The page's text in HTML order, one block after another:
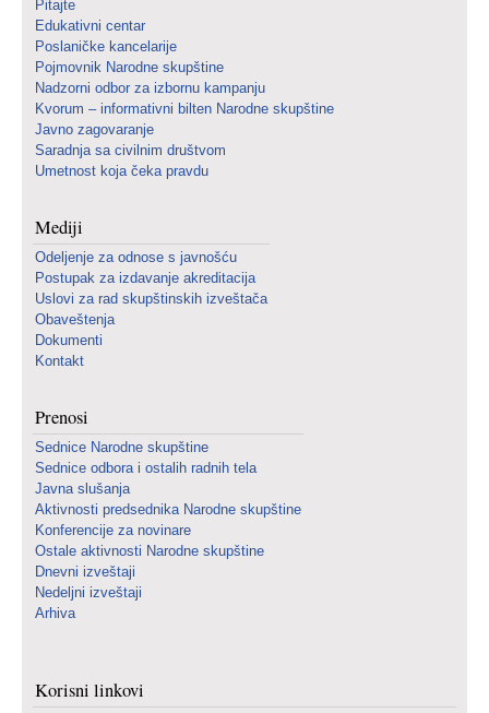
Pitajte
Edukativni centar
Poslaničke kancelarije
Pojmovnik Narodne skupštine
Nadzorni odbor za izbornu kampanju
Kvorum – informativni bilten Narodne skupštine
Javno zagovaranje
Saradnja sa civilnim društvom
Umetnost koja čeka pravdu
Mediji
Odeljenje za odnose s javnošću
Postupak za izdavanje akreditacija
Uslovi za rad skupštinskih izveštača
Obaveštenja
Dokumenti
Kontakt
Prenosi
Sednice Narodne skupštine
Sednice odbora i ostalih radnih tela
Javna slušanja
Aktivnosti predsednika Narodne skupštine
Konferencije za novinare
Ostale aktivnosti Narodne skupštine
Dnevni izveštaji
Nedeljni izveštaji
Arhiva
Korisni linkovi